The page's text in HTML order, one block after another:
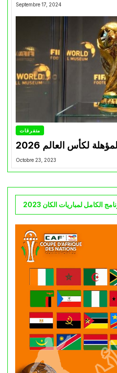
Septembre 17, 2024
متفرقات
لكأس العالم 2026
Octobre 23, 2023
الكامل لمباريات الكان 2023